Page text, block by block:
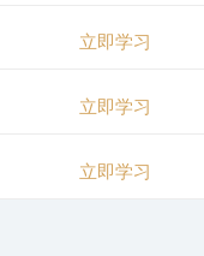
立即学习
立即学习
立即学习